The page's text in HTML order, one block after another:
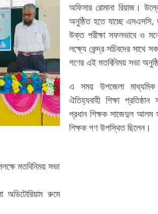
মতবিনিময় সভা
অডিটোরিয়াম রুমে
অফিসার রোমানা রিয়াজ।
অনুষ্ঠিত হতে যাচ্ছে এসএসসি,
উক্ত পরীক্ষা সফলভাবে ও
লক্ষ্যে কেন্দ্র সচিবদের সাথে
গণের এই মতবিনিময় সভা
এ সময় উপজেলা মাধ্যমিক
ঐতিহ্যবাহী শিক্ষা
প্রধান শিক্ষক সাজেদুল আলম
শিক্ষক গণ উপস্থিত ছিলেন।